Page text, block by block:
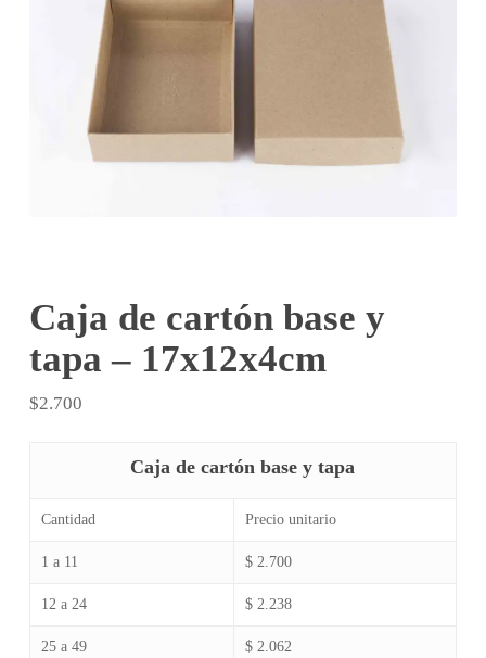
Caja de cartón base y
tapa – 17x12x4cm
$2.700
Caja de cartón base y tapa
Cantidad Precio unitario
1 a 11 $ 2.700
12 a 24 $ 2.238
25 a 49 $ 2.062